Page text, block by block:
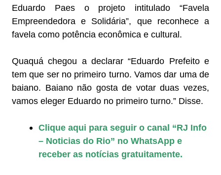
Eduardo Paes o projeto intitulado “Favela
Empreendedora e Solidária”, que reconhece a
favela como potência econômica e cultural.
Quaquá chegou a declarar “Eduardo Prefeito e
tem que ser no primeiro turno. Vamos dar uma de
baiano. Baiano não gosta de votar duas vezes,
vamos eleger Eduardo no primeiro turno.” Disse.
Clique aqui para seguir o canal “RJ Info
– Noticias do Rio” no WhatsApp e
receber as notícias gratuitamente.